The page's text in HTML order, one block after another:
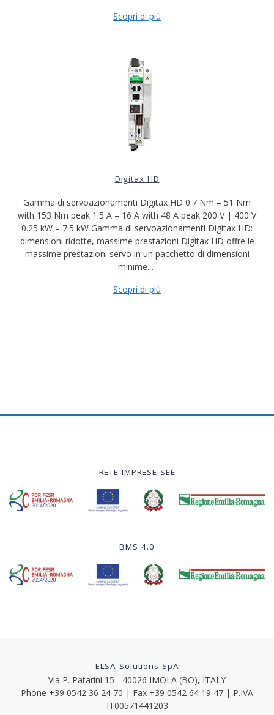
Scopri di più
Digitax HD
Gamma di servoazionamenti Digitax HD 0.7 Nm – 51 Nm
with 153 Nm peak 1.5 A – 16 A with 48 A peak 200 V | 400 V
0.25 kW – 7.5 kW Gamma di servoazionamenti Digitax HD:
dimensioni ridotte, massime prestazioni Digitax HD offre le
massime prestazioni servo in un pacchetto di dimensioni
minime.…
Scopri di più
RETE IMPRESE SEE
BMS 4.0
ELSA Solutions SpA
Via P. Patarini 15 - 40026 IMOLA (BO), ITALY
Phone +39 0542 36 24 70 | Fax +39 0542 64 19 47 | P.IVA
IT00571441203